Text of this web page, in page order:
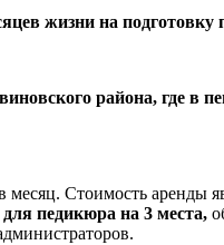
жизни на
района, где в
Стоимость аренды
педикюра на 3 места,